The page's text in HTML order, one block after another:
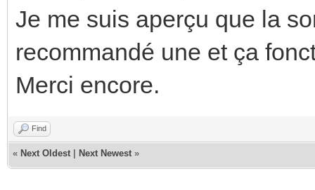
Je me suis aperçu que la
recommandé une et ça
Merci encore.
Find
« Next Oldest Next Newest »